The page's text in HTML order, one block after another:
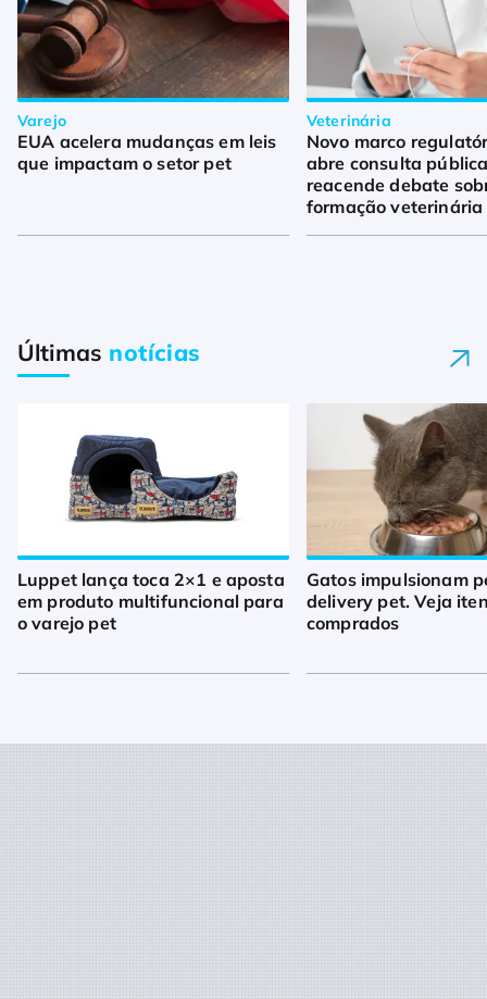
Varejo
EUA acelera mudanças em leis
que impactam o setor pet
Veterinária
Novo marco
abre consulta
reacende debate
formação veterinária
Últimas notícias
Luppet lança toca 2×1 e aposta
em produto multifuncional para
o varejo pet
Gatos impulsionam
delivery pet. Veja
comprados